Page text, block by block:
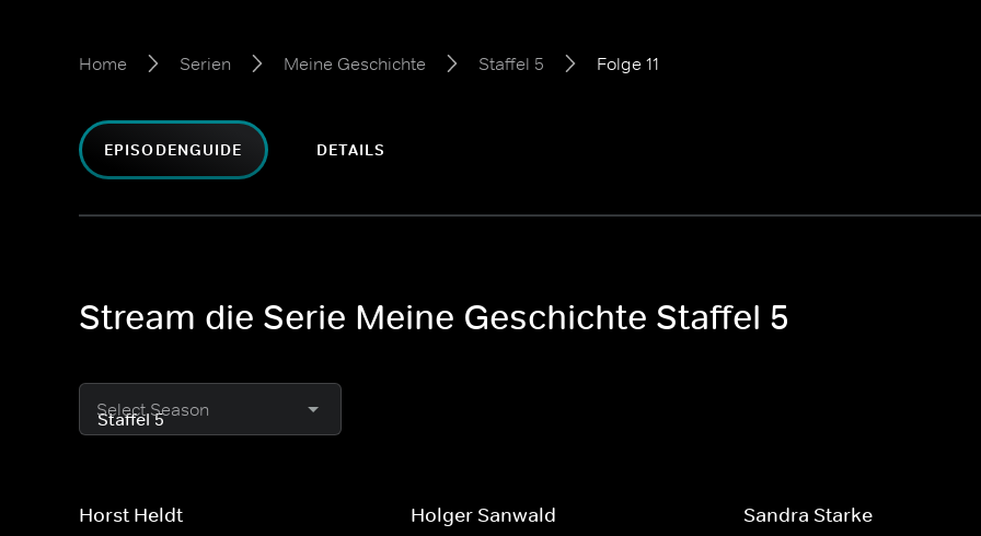
Home Serien Meine Geschichte Staffel 5 Folge 11
EPISODENGUIDE DETAILS
Stream die Serie Meine Geschichte Staffel 5
Select Season
Horst Heldt Holger Sanwald Sandra Starke